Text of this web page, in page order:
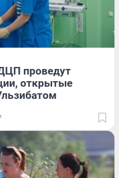
проведут
открытые